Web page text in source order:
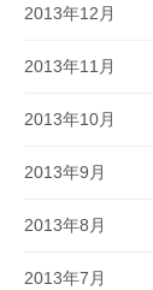
2013年12月
2013年11月
2013年10月
2013年9月
2013年8月
2013年7月